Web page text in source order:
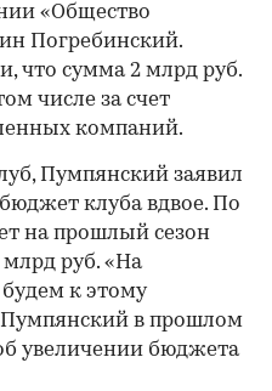
«Общество
Погребинский.
что сумма 2 млрд руб.
числе за счет
компаний.
Пумпянский заявил
клуба вдвое. По
на прошлый сезон
млрд руб. «На
будем к этому
Пумпянский в прошлом
увеличении бюджета